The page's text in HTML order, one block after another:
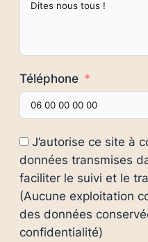
Téléphone
J’autorise ce site à
données transmises
faciliter le suivi et le
(Aucune exploitation
des données
confidentialité)